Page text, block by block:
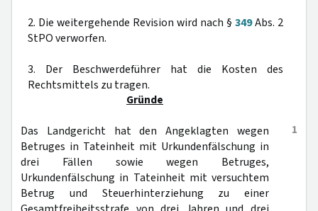
2. Die weitergehende Revision wird nach § 349Abs. 2
StPO verworfen.
3. Der Beschwerdeführer hat die Kosten des
Rechtsmittels zu tragen.
Gründe
1
Das Landgericht hat den Angeklagten wegen
Betruges in Tateinheit mit Urkundenfälschung in
drei Fällen sowie wegen Betruges,
Urkundenfälschung in Tateinheit mit versuchtem
Betrug und Steuerhinterziehung zu einer